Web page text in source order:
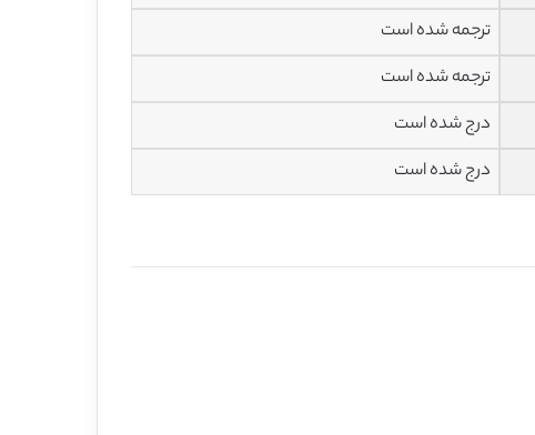
ترجمه شده است
ترجمه شده است
درج شده است
درج شده است